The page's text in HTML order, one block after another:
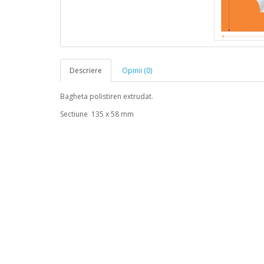
Descriere Opinii (0)
Bagheta polistiren extrudat.
Sectiune 135 x 58 mm